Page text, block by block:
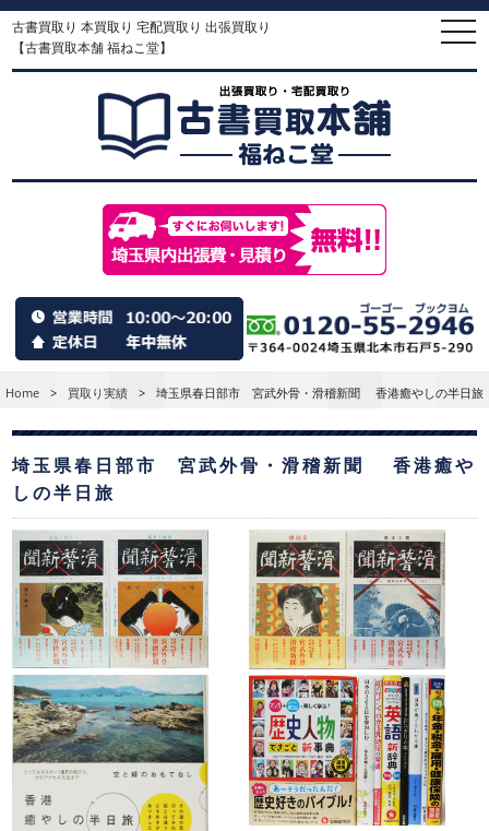
古書買取り 本買取り 宅配買取り 出張買取り
【古書買取本舗 福ねこ堂】
Home > 買取り実績 > 埼玉県春日部市 宮武外骨・滑稽新聞 香港癒やしの半日旅
埼玉県春日部市 宮武外骨・滑稽新聞 香港癒や
しの半日旅